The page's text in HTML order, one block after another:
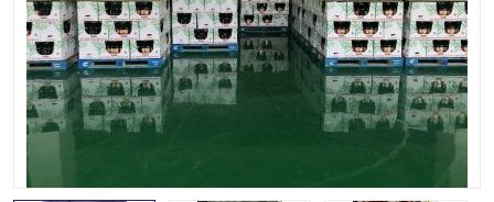
仓储 上海电商代发货仓库
上海托管仓库